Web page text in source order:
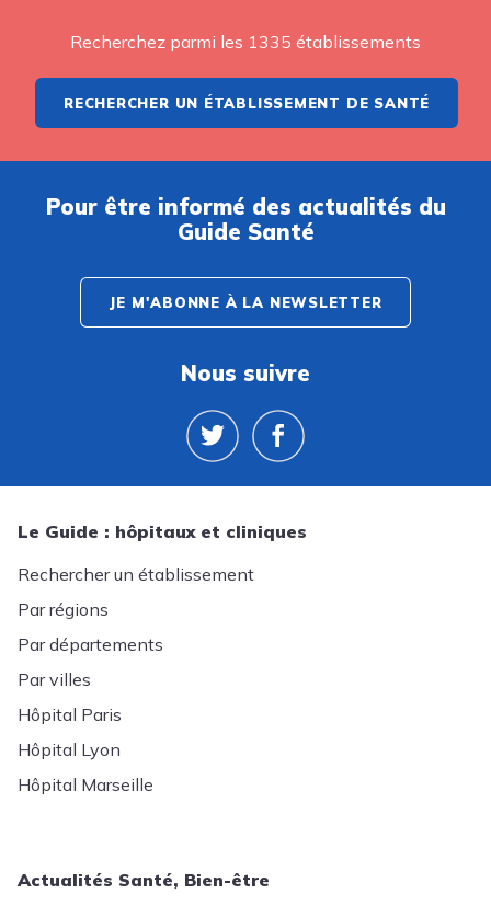
Recherchez parmi les 1335 établissements
RECHERCHER UN ÉTABLISSEMENT DE SANTÉ
Pour être informé des actualités du
Guide Santé
JE M'ABONNE À LA NEWSLETTER
Nous suivre
Le Guide : hôpitaux et cliniques
Rechercher un établissement
Par régions
Par départements
Par villes
Hôpital Paris
Hôpital Lyon
Hôpital Marseille
Actualités Santé, Bien-être